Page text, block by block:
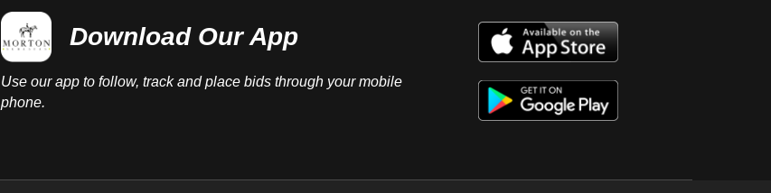
Download Our App
Use our app to follow, track and place bids through your mobile
phone.